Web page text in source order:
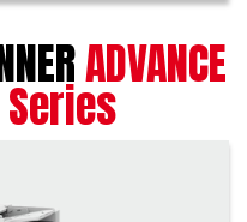
ADVANCE
Series